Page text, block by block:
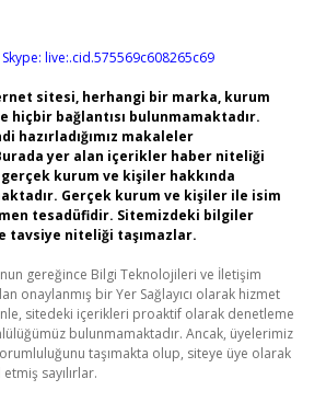
Skype: live:.cid.575569c608265c69
sitesi, herhangi bir marka, kurum
hiçbir bağlantısı bulunmamaktadır.
hazırladığımız makaleler
yer alan içerikler haber niteliği
kurum ve kişiler hakkında
Gerçek kurum ve kişiler ile isim
tesadüfidir. Sitemizdeki bilgiler
tavsiye niteliği taşımazlar.
gereğince Bilgi Teknolojileri ve İletişim
onaylanmış bir Yer Sağlayıcı olarak hizmet
sitedeki içerikleri proaktif olarak denetleme
bulunmamaktadır. Ancak, üyelerimiz
taşımakta olup, siteye üye olarak
sayılırlar.